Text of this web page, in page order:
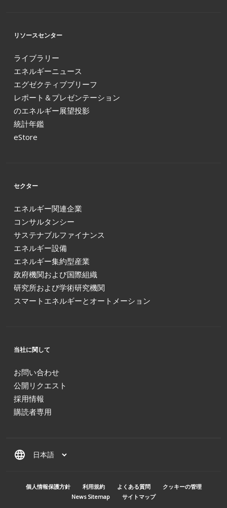
リソースセンター
ライブラリー
エネルギーニュース
エグゼクティブブリーフ
レポート＆プレゼンテーション
のエネルギー展望投影
統計年鑑
eStore
セクター
エネルギー関連企業
コンサルタンシー
サステナブルファイナンス
エネルギー設備
エネルギー集約型産業
政府機関および国際組織
研究所および学術研究機関
スマートエネルギーとオートメーション
当社に関して
お問い合わせ
公開リクエスト
採用情報
購読者専用
language
MENU PIED DE PAGE
個人情報保護方針 利用規約 よくある質問
クッキーの管理
News Sitemap
サイトマップ